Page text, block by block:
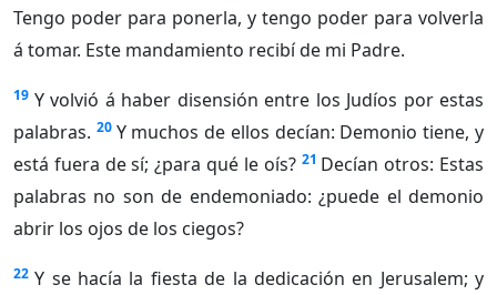
Tengo poder para ponerla, y tengo poder para volverla
á tomar. Este mandamiento recibí de mi Padre.
19 Y volvió á haber disensión entre los Judíos por estas
palabras. 20 Y muchos de ellos decían: Demonio tiene, y
está fuera de sí; ¿para qué le oís? 21 Decían otros: Estas
palabras no son de endemoniado: ¿puede el demonio
abrir los ojos de los ciegos?
22 Y se hacía la fiesta de la dedicación en Jerusalem; y